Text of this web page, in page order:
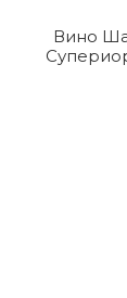
Вино